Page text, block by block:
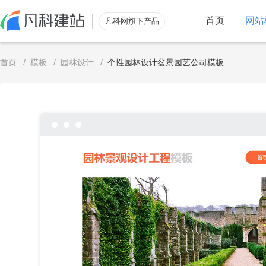
凡科网旗下产品 首页 网
首页 / 模板 / 园林设计 / 个性园林设计盆景园艺公司模板
服